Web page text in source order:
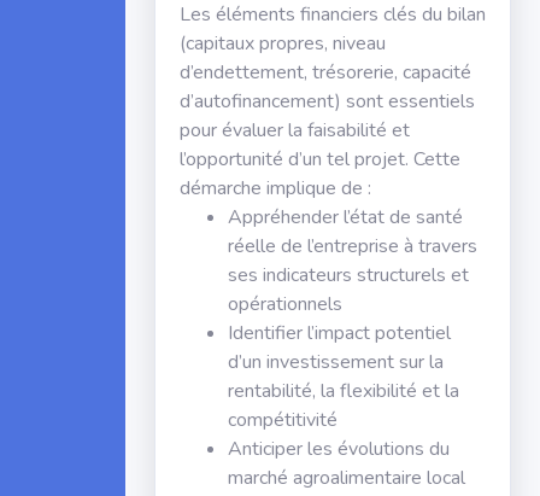
Les éléments financiers clés du bilan
(capitaux propres, niveau
d’endettement, trésorerie, capacité
d’autofinancement) sont essentiels
pour évaluer la faisabilité et
l’opportunité d’un tel projet. Cette
démarche implique de :
Appréhender l’état de santé
réelle de l’entreprise à travers
ses indicateurs structurels et
opérationnels
Identifier l’impact potentiel
d’un investissement sur la
rentabilité, la flexibilité et la
compétitivité
Anticiper les évolutions du
marché agroalimentaire local